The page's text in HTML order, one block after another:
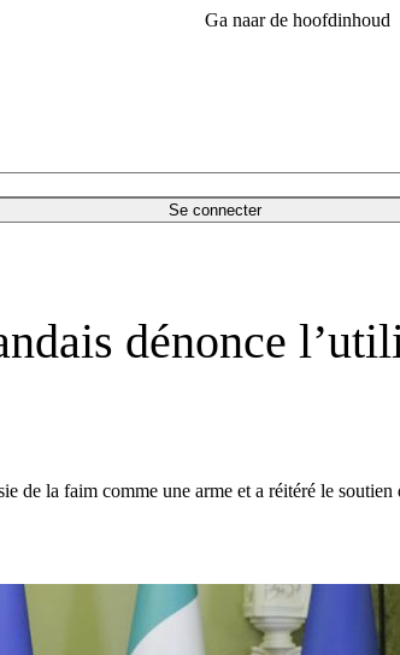
Ga naar de hoofdinhoud
Se connecter
dénonce
de la faim comme une arme et a réitéré le